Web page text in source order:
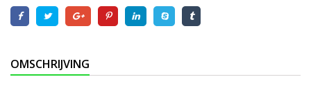
OMSCHRIJVING